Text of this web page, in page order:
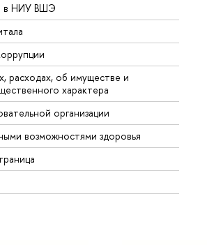
в НИУ ВШЭ
расходах, об имуществе и
характера
организации
возможностями здоровья